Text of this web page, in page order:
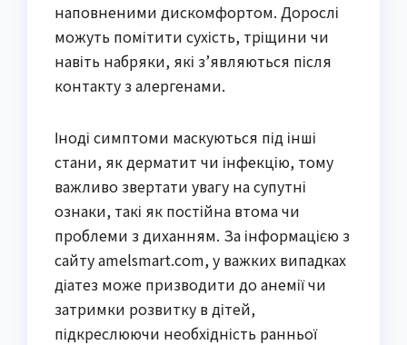
наповненими дискомфортом. Дорослі
можуть помітити сухість, тріщини чи
навіть набряки, які з’являються після
контакту з алергенами.
Іноді симптоми маскуються під інші
стани, як дерматит чи інфекцію, тому
важливо звертати увагу на супутні
ознаки, такі як постійна втома чи
проблеми з диханням. За інформацією з
сайту amelsmart.com, у важких випадках
діатез може призводити до анемії чи
затримки розвитку в дітей,
підкреслюючи необхідність ранньої